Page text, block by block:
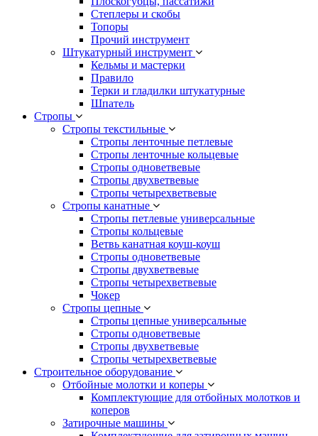
Степлеры и скобы
Топоры
Прочий инструмент
Штукатурный инструмент
Кельмы и мастерки
Правило
Терки и гладилки штукатурные
Шпатель
Стропы
Стропы текстильные
Стропы ленточные петлевые
Стропы ленточные кольцевые
Стропы одноветвевые
Стропы двухветвевые
Стропы четырехветвевые
Стропы канатные
Стропы петлевые универсальные
Стропы кольцевые
Ветвь канатная коуш-коуш
Стропы одноветвевые
Стропы двухветвевые
Стропы четырехветвевые
Чокер
Стропы цепные
Стропы цепные универсальные
Стропы одноветвевые
Стропы двухветвевые
Стропы четырехветвевые
Строительное оборудование
Отбойные молотки и коперы
Комплектующие для отбойных молотков и
коперов
Затирочные машины